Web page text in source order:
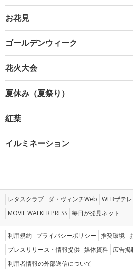
お花見
ゴールデンウィーク
花火大会
夏休み（夏祭り）
紅葉
イルミネーション
レタスクラブ ダ・ヴィンチWeb WEBザテ
MOVIE WALKER PRESS 毎日が発見ネット
利用規約 プライバシーポリシー 推奨環境
プレスリリース・情報提供 媒体資料 広告掲
利用者情報の外部送信について